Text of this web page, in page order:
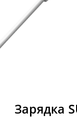
Зарядка